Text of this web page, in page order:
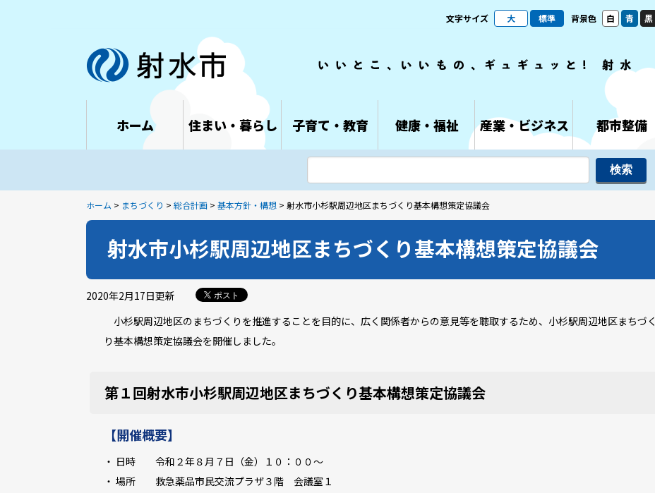
文字サイズ 大 標準 背景色 白 青 黒
ホーム 住まい・暮らし 子育て・教育 健康・福祉 産業・ビジネス 都市整備
ホーム > まちづくり > 総合計画 > 基本方針・構想 > 射水市小杉駅周辺地区まちづくり基本構想策定協議会
射水市小杉駅周辺地区まちづくり基本構想策定協議会
2020年2月17日更新 ポスト
小杉駅周辺地区のまちづくりを推進することを目的に、広く関係者からの意見等を聴取するため、小杉駅周辺地区まちづく
り基本構想策定協議会を開催しました。
第１回射水市小杉駅周辺地区まちづくり基本構想策定協議会
【開催概要】
・ 日時 令和２年８月７日（金）１０：００～
・ 場所 救急薬品市民交流プラザ３階 会議室１